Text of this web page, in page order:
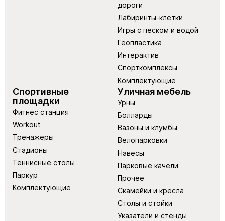
дороги
Лабиринты-клетки
Игры с песком и водой
Геопластика
Интерактив
Спорткомплексы
Комплектующие
Спортивные
площадки
Фитнес станция
Workout
Тренажеры
Стадионы
Теннисные столы
Паркур
Комплектующие
Уличная мебель
Урны
Болларды
Вазоны и клумбы
Велопарковки
Навесы
Парковые качели
Прочее
Скамейки и кресла
Столы и стойки
Указатели и стенды